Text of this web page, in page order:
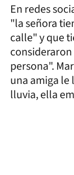
En redes
"la señora
calle" y que
persona".
una amiga le
lluvia, ella